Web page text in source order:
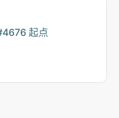
起点